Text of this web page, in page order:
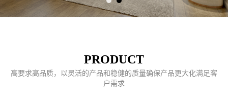
PRODUCT
高要求高品质，以灵活的产品和稳健的质量确保产品更大化满足客
户需求